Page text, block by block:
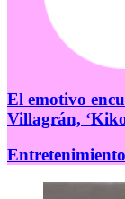
El emotivo
Villagrán,
Entretenimiento